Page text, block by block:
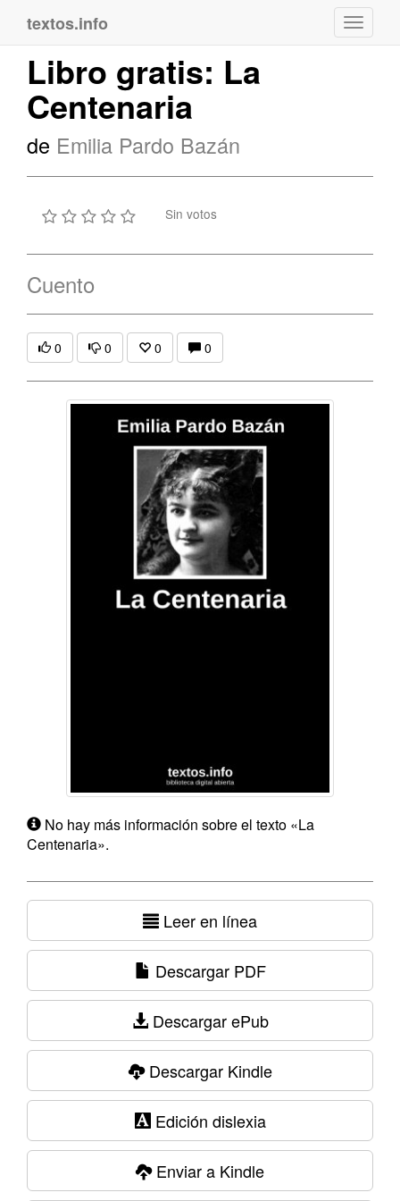
textos.info
Libro gratis: La
Centenaria
de Emilia Pardo Bazán
Sin votos
Cuento
0 0 0 0
No hay más información sobre el texto «La
Centenaria».
Leer en línea
Descargar PDF
Descargar ePub
Descargar Kindle
Edición dislexia
Enviar a Kindle